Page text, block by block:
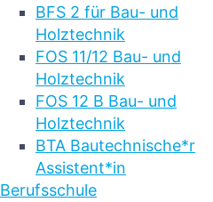
BFS 2 für Bau- und
Holztechnik
FOS 11/12 Bau- und
Holztechnik
FOS 12 B Bau- und
Holztechnik
BTA Bautechnische*r
Assistent*in
Berufsschule